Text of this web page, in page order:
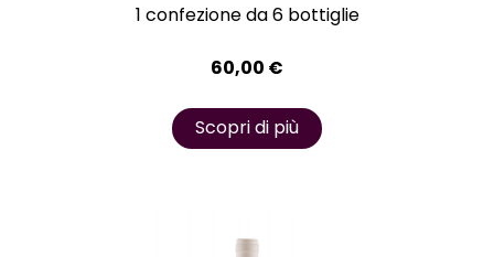
1 confezione da 6 bottiglie
60,00 €
Scopri di più